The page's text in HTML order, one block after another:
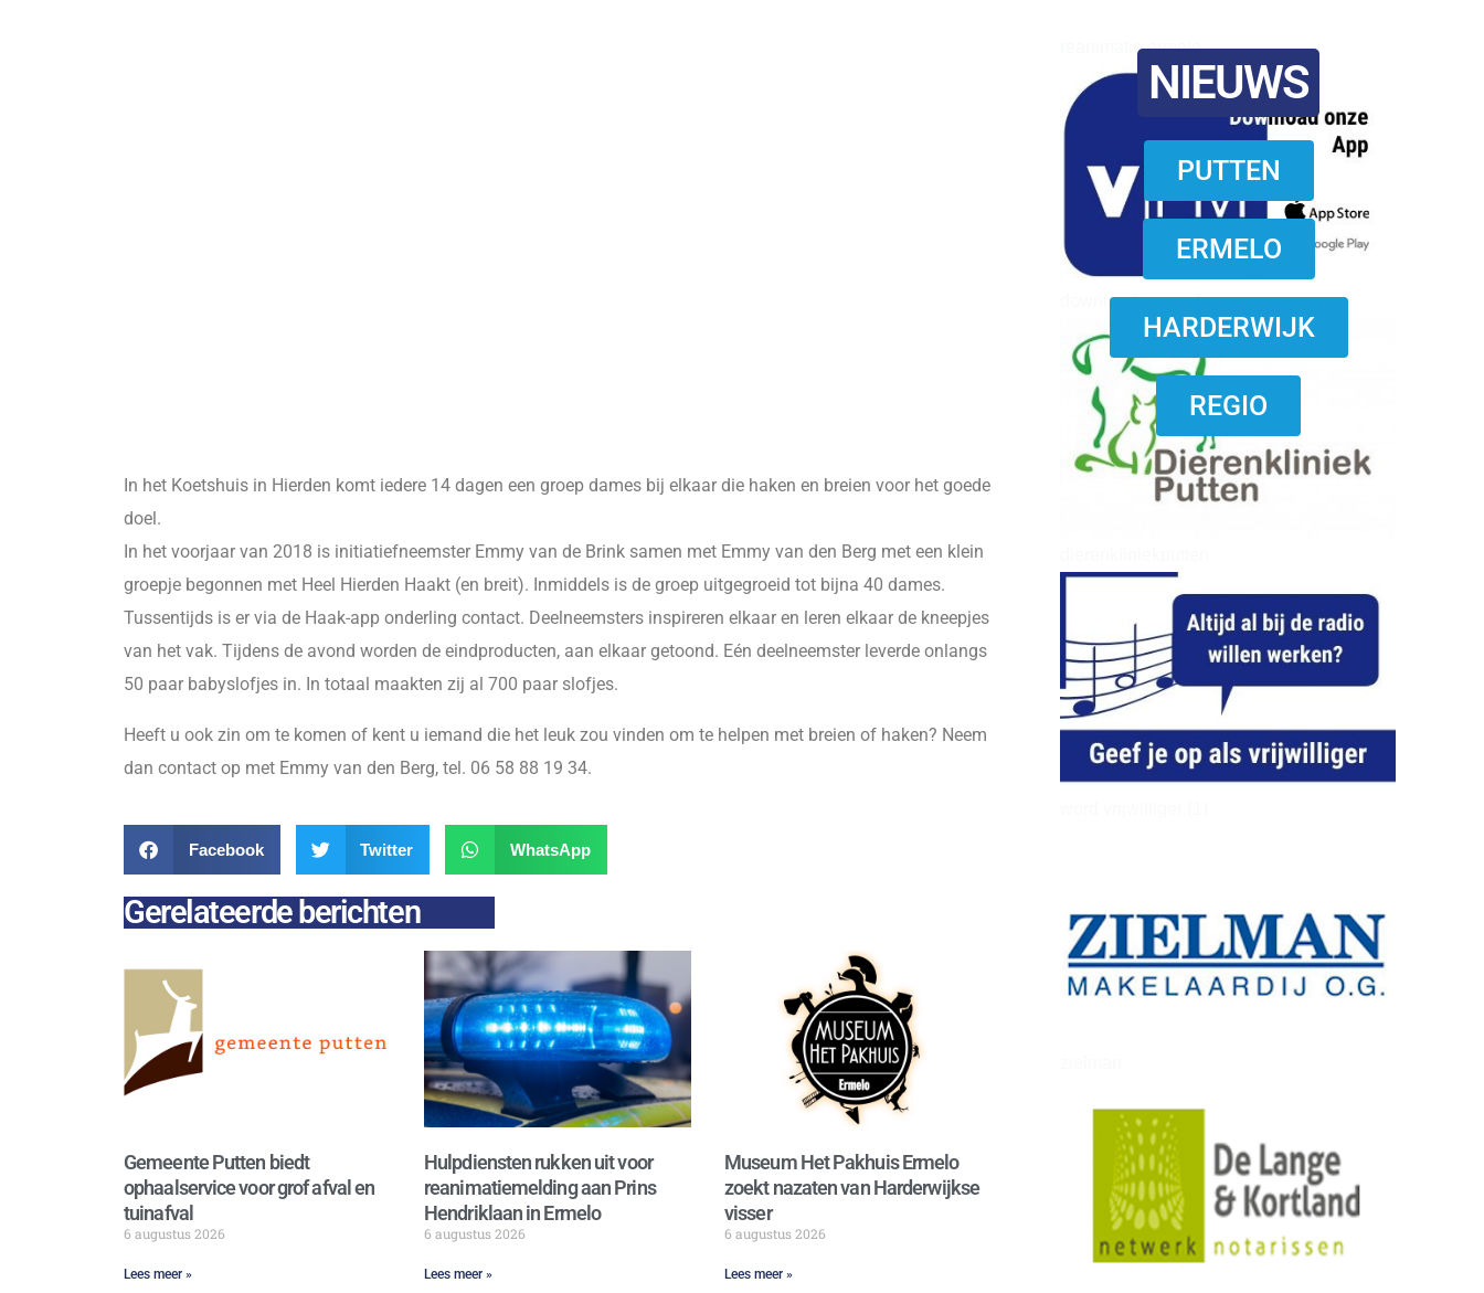
reanimatie ermelo
download onzze App
NIEUWS
PUTTEN
ERMELO
HARDERWIJK
REGIO
In het Koetshuis in Hierden komt iedere 14 dagen een groep dames bij elkaar die haken en breien voor het goede
doel.
In het voorjaar van 2018 is initiatiefneemster Emmy van de Brink samen met Emmy van den Berg met een klein
groepje begonnen met Heel Hierden Haakt (en breit). Inmiddels is de groep uitgegroeid tot bijna 40 dames.
Tussentijds is er via de Haak-app onderling contact. Deelneemsters inspireren elkaar en leren elkaar de kneepjes
van het vak. Tijdens de avond worden de eindproducten, aan elkaar getoond. Eén deelneemster leverde onlangs
50 paar babyslofjes in. In totaal maakten zij al 700 paar slofjes.
Heeft u ook zin om te komen of kent u iemand die het leuk zou vinden om te helpen met breien of haken? Neem
dan contact op met Emmy van den Berg, tel. 06 58 88 19 34.
Facebook Twitter WhatsApp
Gerelateerde berichten
Gemeente Putten biedt
ophaalservice voor grof afval en
tuinafval
6 augustus 2026
Lees meer »
Hulpdiensten rukken uit voor
reanimatiemelding aan Prins
Hendriklaan in Ermelo
6 augustus 2026
Lees meer »
Museum Het Pakhuis Ermelo
zoekt nazaten van Harderwijkse
visser
6 augustus 2026
Lees meer »